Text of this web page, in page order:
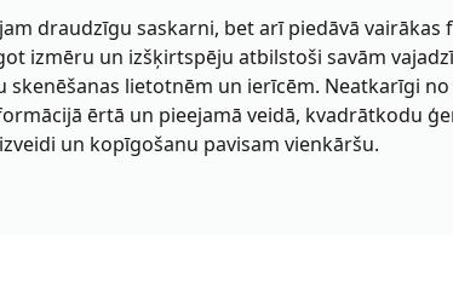
draudzīgu saskarni, bet arī piedāvā vairākas
izmēru un izšķirtspēju atbilstoši savām
lietotnēm un ierīcēm. Neatkarīgi
ērtā un pieejamā veidā, kvadrātkodu
un kopīgošanu pavisam vienkāršu.